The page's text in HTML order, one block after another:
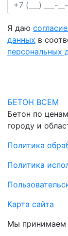
Я даю
данных в
персональных
БЕТОН ВСЕМ
Бетон по
городу и
Политика
Политика
Карта сайта
Мы принимаем